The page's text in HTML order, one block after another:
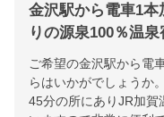
金沢駅から電車1
りの源泉100％温泉
ご希望の金沢駅から電
らはいかがでしょうか
45分の所にありJR加賀